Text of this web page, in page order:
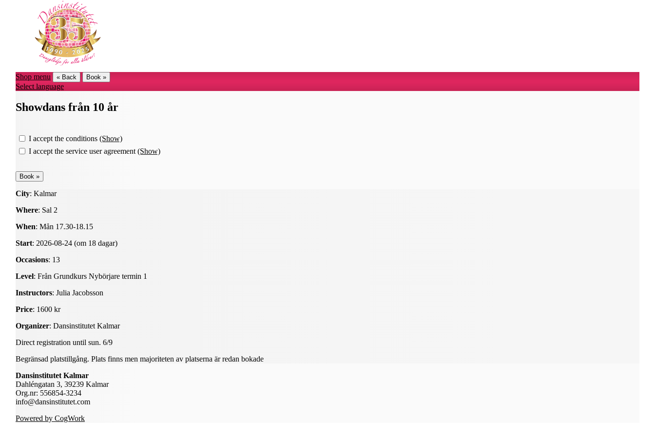
Shop menu « Back Book »
Select language
Showdans från 10 år
I accept the conditions (Show)
I accept the service user agreement (Show)
City: Kalmar
Where: Sal 2
When: Mån 17.30-18.15
Start: 2026-08-24 (om 18 dagar)
Occasions: 13
Level: Från Grundkurs Nybörjare termin 1
Instructors: Julia Jacobsson
Price: 1600 kr
Organizer: Dansinstitutet Kalmar
Direct registration until sun. 6/9
Begränsad platstillgång. Plats finns men majoriteten av platserna är redan bokade
Dansinstitutet Kalmar
Dahléngatan 3, 39239 Kalmar
Org.nr: 556854-3234
info@dansinstitutet.com
Powered by CogWork